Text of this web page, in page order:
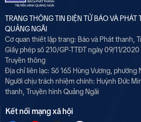
TRANG THÔNG TIN ĐIỆN TỬ BÁO VÀ PHÁT
QUẢNG NGÃI
Cơ quan thiết lập trang: Báo và Phát thanh,
Giấy phép số 210/GP-TTĐT ngày 09/11/
Truyền thông
Địa chỉ liên lạc: Số 165 Hùng Vương, phường
Người chịu trách nhiệm chính: Huỳnh Đức
thanh, Truyền hình Quảng Ngãi
Kết nối mạng xã hội